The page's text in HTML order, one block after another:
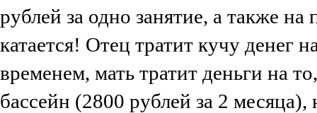
рублей за одно занятие, а также
катается! Отец тратит кучу
временем, мать тратит деньги на
бассейн (2800 рублей за 2